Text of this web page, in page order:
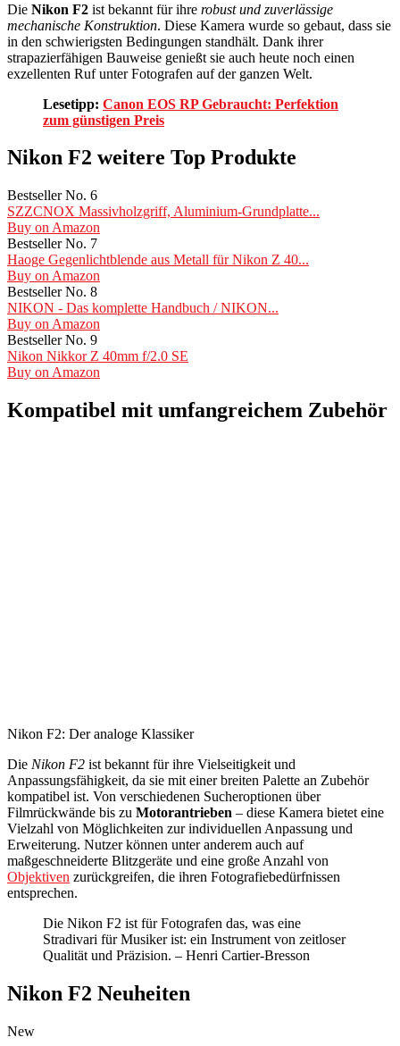
Die Nikon F2 ist bekannt für ihre robust und zuverlässige
mechanische Konstruktion. Diese Kamera wurde so gebaut, dass sie
in den schwierigsten Bedingungen standhält. Dank ihrer
strapazierfähigen Bauweise genießt sie auch heute noch einen
exzellenten Ruf unter Fotografen auf der ganzen Welt.
Lesetipp: Canon EOS RP Gebraucht: Perfektion
zum günstigen Preis
Nikon F2 weitere Top Produkte
Bestseller No. 6
SZZCNOX Massivholzgriff, Aluminium-Grundplatte...
Buy on Amazon
Bestseller No. 7
Haoge Gegenlichtblende aus Metall für Nikon Z 40...
Buy on Amazon
Bestseller No. 8
NIKON - Das komplette Handbuch / NIKON...
Buy on Amazon
Bestseller No. 9
Nikon Nikkor Z 40mm f/2.0 SE
Buy on Amazon
Kompatibel mit umfangreichem Zubehör
Nikon F2: Der analoge Klassiker
Die Nikon F2 ist bekannt für ihre Vielseitigkeit und
Anpassungsfähigkeit, da sie mit einer breiten Palette an Zubehör
kompatibel ist. Von verschiedenen Sucheroptionen über
Filmrückwände bis zu Motorantrieben – diese Kamera bietet eine
Vielzahl von Möglichkeiten zur individuellen Anpassung und
Erweiterung. Nutzer können unter anderem auch auf
maßgeschneiderte Blitzgeräte und eine große Anzahl von
Objektiven zurückgreifen, die ihren Fotografiebedürfnissen
entsprechen.
Die Nikon F2 ist für Fotografen das, was eine
Stradivari für Musiker ist: ein Instrument von zeitloser
Qualität und Präzision. – Henri Cartier-Bresson
Nikon F2 Neuheiten
New